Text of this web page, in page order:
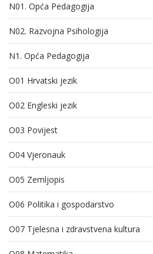
N01. Opća Pedagogija
N02. Razvojna Psihologija
N1. Opća Pedagogija
O01 Hrvatski jezik
O02 Engleski jezik
O03 Povijest
O04 Vjeronauk
O05 Zemljopis
O06 Politika i gospodarstvo
O07 Tjelesna i zdravstvena kultura